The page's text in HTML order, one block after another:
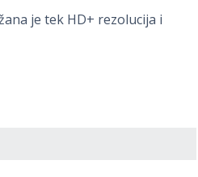
je tek HD+ rezolucija i